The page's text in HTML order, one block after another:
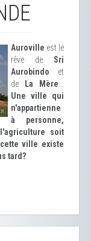
Auroville est le
rêve de Sri
Aurobindo et
de
La Mère
Une ville qui
n'appartienne
à personne,
soit
ville existe
tard?